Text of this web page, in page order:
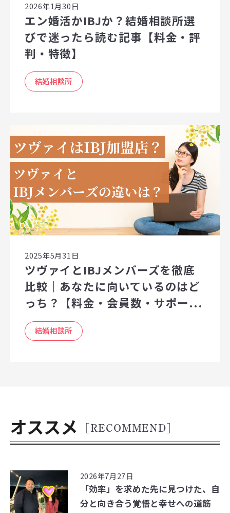
2026年1月30日
エン婚活かIBJか？結婚相談所選
びで迷ったら読む記事【料金・評
判・特徴】
結婚相談所
2025年5月31日
ツヴァイとIBJメンバーズを徹底
比較｜あなたに向いているのはど
っち？【料金・会員数・サポー...
結婚相談所
オススメ [RECOMMEND]
2026年7月27日
「効率」を求めた先に見つけた、自
分と向き合う覚悟と幸せへの道筋